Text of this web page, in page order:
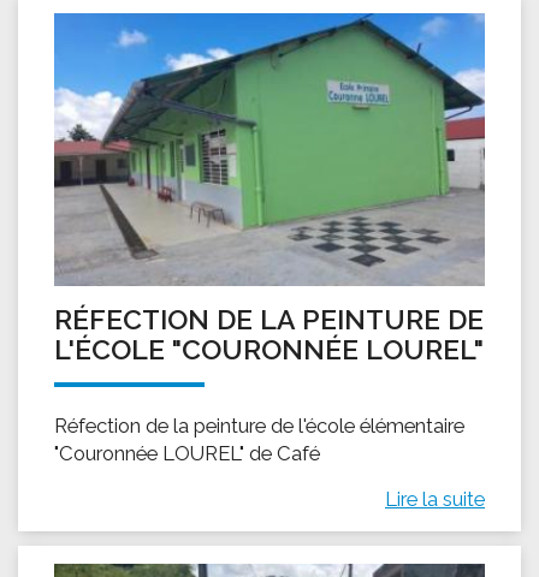
RÉFECTION DE LA PEINTURE DE
L'ÉCOLE "COURONNÉE LOUREL"
Réfection de la peinture de l'école élémentaire
"Couronnée LOUREL" de Café
Lire la suite